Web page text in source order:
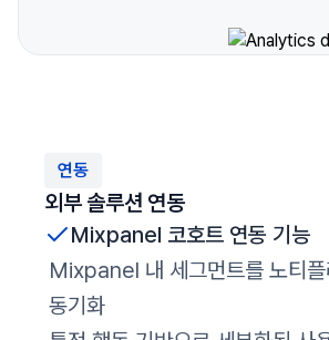
연동
외부 솔루션 연동
Mixpanel 코호트 연동 기능
Mixpanel 내 세그먼트를 노티플
동기화